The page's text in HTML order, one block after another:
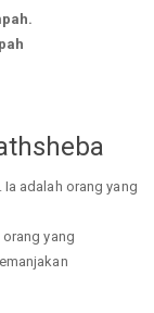
Ia adalah orang yang
yang